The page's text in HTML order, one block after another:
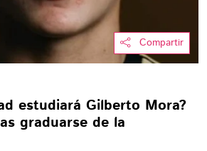
Compartir
estudiará Gilberto Mora?
graduarse de la